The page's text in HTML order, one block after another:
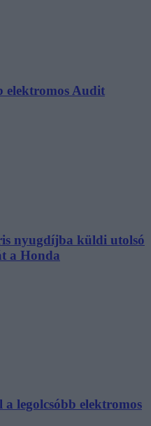
elektromos Audit
nyugdíjba küldi utolsó
a Honda
legolcsóbb elektromos